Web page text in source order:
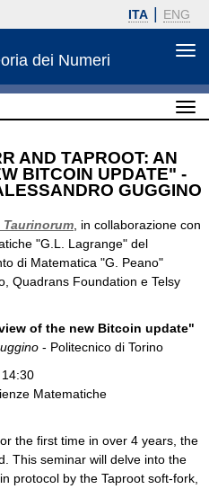
ITA ENG
dei Numeri
di
AND TAPROOT: AN
BITCOIN UPDATE" -
GUGGINO
Taurinorum, in collaborazione con
"G.L. Lagrange" del
di Matematica "G. Peano"
Quadrans Foundation e Telsy
of the new Bitcoin update"
- Politecnico di Torino
Matematiche
the first time in over 4 years, the
This seminar will delve into the
protocol by the Taproot soft-fork,